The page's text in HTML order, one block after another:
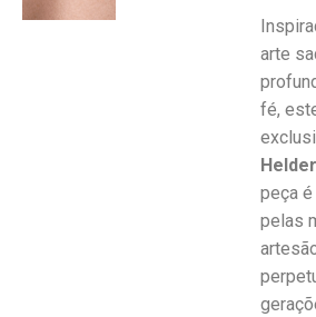
arte
fé,
peça
pelas